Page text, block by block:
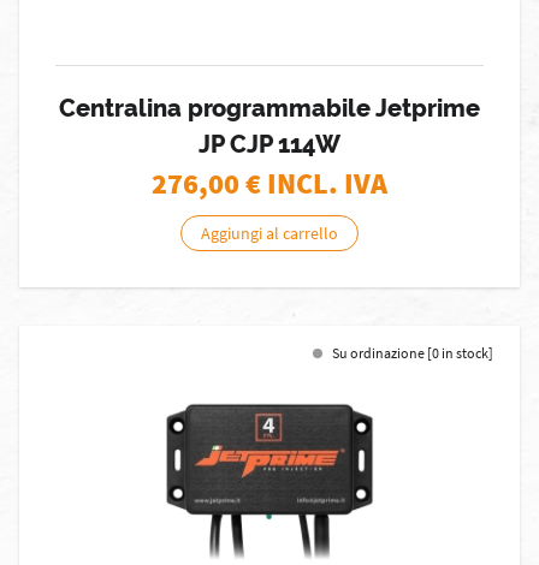
Centralina programmabile Jetprime
JP CJP 114W
276,00€ INCL. IVA
Aggiungi al carrello
Su ordinazione [0 in stock]